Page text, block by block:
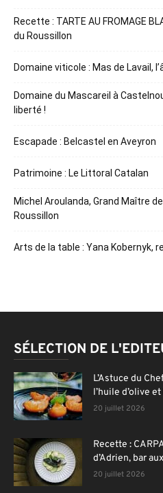
Recette : TARTE AU FROMAGE
du Roussillon
Domaine viticole : Mas de Lavail,
Domaine du Mascareil à
liberté !
Escapade : Belcastel en Aveyron
Patrimoine : Le Littoral Catalan
Michel Aroulanda, Grand Maître
Roussillon
Arts de la table : Yana Kobernyk,
SÉLECTION DE
L’Astuce du
l’huile d’olive
20 juillet 2026
Recette :
d’Adrien, bar
20 juillet 2026